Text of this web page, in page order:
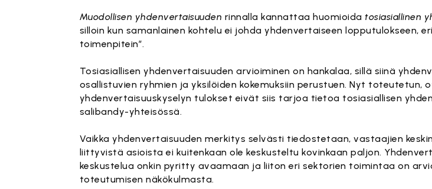
Muodollisen yhdenvertaisuuden rinnalla kannattaa huomioidatosiasiallinen
silloin kun samanlainen kohtelu ei johda yhdenvertaiseen lopputulokseen,
toimenpitein”.
Tosiasiallisen yhdenvertaisuuden arvioiminen on hankalaa, sillä siinä
osallistuvien ryhmien ja yksilöiden kokemuksiin perustuen. Nyt toteutetun,
yhdenvertaisuuskyselyn tulokset eivät siis tarjoa tietoa tosiasiallisen
salibandy-yhteisössä.
Vaikka yhdenvertaisuuden merkitys selvästi tiedostetaan, vastaajien
liittyvistä asioista ei kuitenkaan ole keskusteltu kovinkaan paljon.
keskustelua onkin pyritty avaamaan ja liiton eri sektorien toimintaa on
toteutumisen näkökulmasta.